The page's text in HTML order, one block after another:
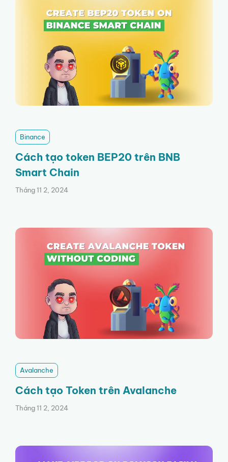
Binance
Cách tạo token BEP20 trên BNB
Smart Chain
Tháng 11 2, 2024
Avalanche
Cách tạo Token trên Avalanche
Tháng 11 2, 2024